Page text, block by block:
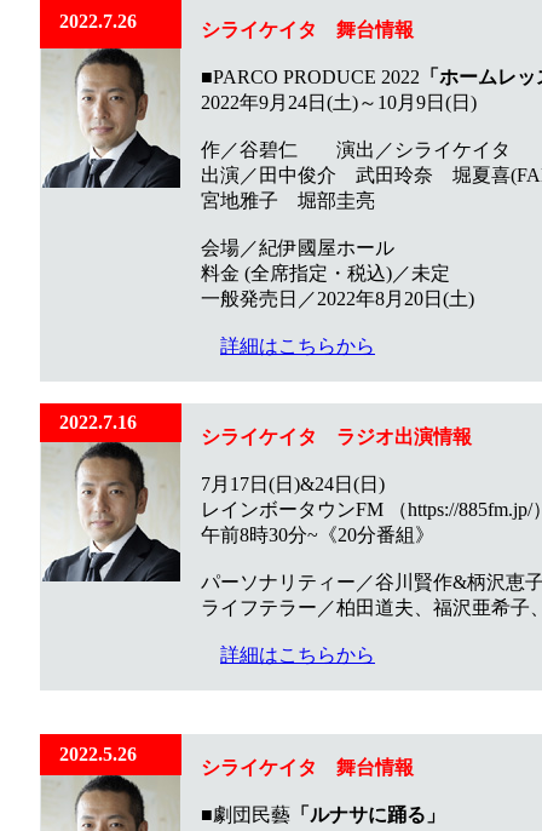
2022.7.26 シライケイタ 舞台情報
■PARCO PRODUCE 2022 「ホームレ
2022年9月24日(土)～10月9日(日)
作／谷碧仁 演出／シライケイタ
出演／田中俊介 武田玲奈 堀夏喜
宮地雅子 堀部圭亮
会場／紀伊國屋ホール
料金 (全席指定・税込)／未定
一般発売日／2022年8月20日(土)
詳細はこちらから
2022.7.16
シライケイタ ラジオ出演情報
7月17日(日)&24日(日)
レインボータウンFM （https://885fm.jp/
午前8時30分~《20分番組》
パーソナリティー／谷川賢作&柄沢恵
ライフテラー／柏田道夫、福沢亜希子
詳細はこちらから
2022.5.26
シライケイタ 舞台情報
■劇団民藝 「ルナサに踊る」